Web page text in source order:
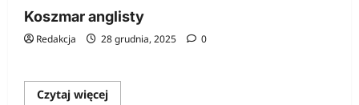
prawników
Koszmar anglisty
Redakcja 28 grudnia, 2025 0
Czytaj więcejDowiedz